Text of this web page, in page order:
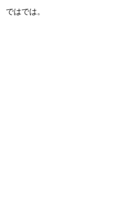
ではでは。